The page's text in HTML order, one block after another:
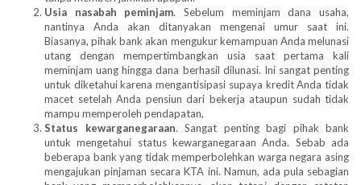
Usia nasabah peminjam. Sebelum meminjam dana usaha,
nantinya Anda akan ditanyakan mengenai umur saat ini.
Biasanya, pihak bank akan mengukur kemampuan Anda melunasi
utang dengan mempertimbangkan usia saat pertama kali
meminjam uang hingga dana berhasil dilunasi. Ini sangat penting
untuk diketahui karena mengantisipasi supaya kredit Anda tidak
macet setelah Anda pensiun dari bekerja ataupun sudah tidak
mampu memperoleh pendapatan,
Status kewarganegaraan. Sangat penting bagi pihak bank
untuk mengetahui status kewarganegaraan Anda. Sebab ada
beberapa bank yang tidak memperbolehkan warga negara asing
mengajukan pinjaman secara KTA ini. Namun, ada pula sebagian